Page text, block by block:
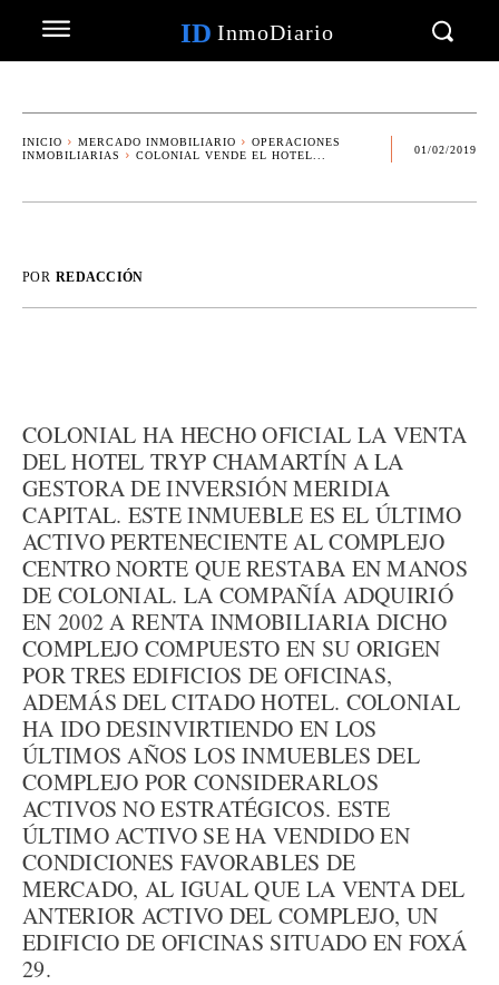
ID InmoDiario
INICIO MERCADO INMOBILIARIO
OPERACIONES
INMOBILIARIAS
COLONIAL VENDE EL HOTEL...
01/02/2019
POR REDACCIÓN
COLONIAL HA HECHO OFICIAL LA VENTA
DEL HOTEL TRYP CHAMARTÍN A LA
GESTORA DE INVERSIÓN MERIDIA
CAPITAL. ESTE INMUEBLE ES EL ÚLTIMO
ACTIVO PERTENECIENTE AL COMPLEJO
CENTRO NORTE QUE RESTABA EN MANOS
DE COLONIAL. LA COMPAÑÍA ADQUIRIÓ
EN 2002 A RENTA INMOBILIARIA DICHO
COMPLEJO COMPUESTO EN SU ORIGEN
POR TRES EDIFICIOS DE OFICINAS,
ADEMÁS DEL CITADO HOTEL. COLONIAL
HA IDO DESINVIRTIENDO EN LOS
ÚLTIMOS AÑOS LOS INMUEBLES DEL
COMPLEJO POR CONSIDERARLOS
ACTIVOS NO ESTRATÉGICOS. ESTE
ÚLTIMO ACTIVO SE HA VENDIDO EN
CONDICIONES FAVORABLES DE
MERCADO, AL IGUAL QUE LA VENTA DEL
ANTERIOR ACTIVO DEL COMPLEJO, UN
EDIFICIO DE OFICINAS SITUADO EN FOXÁ
29.